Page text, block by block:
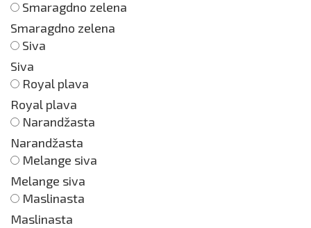
Smaragdno zelena
Smaragdno zelena
Siva
Siva
Royal plava
Royal plava
Narandžasta
Narandžasta
Melange siva
Melange siva
Maslinasta
Maslinasta